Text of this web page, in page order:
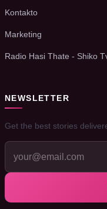
Kontakto
Marketing
Radio Hasi Thate - Shiko
NEWSLETTER
Get the best stories